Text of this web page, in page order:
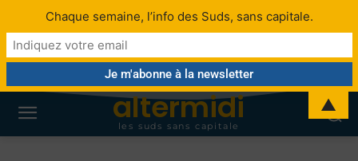
altermidi
les suds sans capitale
Chaque semaine, l’info des Suds, sans capitale.
▲